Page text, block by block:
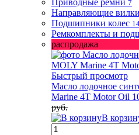
Приводные ремни 7
Направляющие вилки
Подшипники колес
Ремкомплекты и
распродажа
Быстрый просмотр
Масло лодочное
Marine 4T Motor Oil
руб.
В